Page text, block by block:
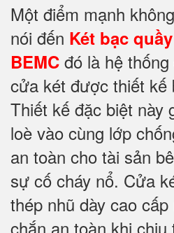
Một điểm mạnh
nói đến Két bạc
BEMC đó là hệ
cửa két được thiết kế
Thiết kế đặc biệt này
loè vào cùng lớp
an toàn cho tài sản
sự cố cháy nổ. Cửa
thép nhũ dày cao
chắn an toàn khi chịu